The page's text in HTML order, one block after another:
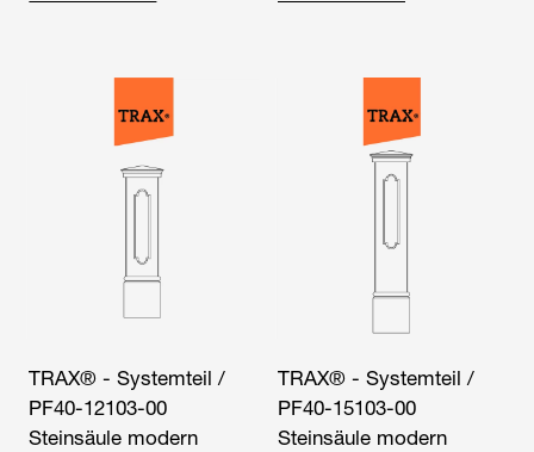
TRAX® - Systemteil /
PF40-12103-00
Steinsäule modern
TRAX® - Systemteil /
PF40-15103-00
Steinsäule modern